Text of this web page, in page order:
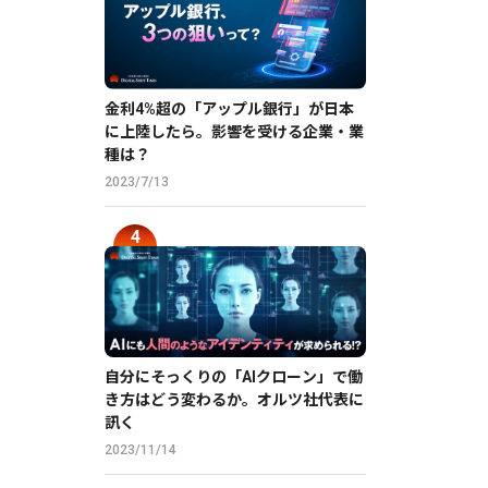
金利4%超の「アップル銀行」が日本
に上陸したら。影響を受ける企業・業
種は？
2023/7/13
自分にそっくりの「AIクローン」で働
き方はどう変わるか。オルツ社代表に
訊く
2023/11/14